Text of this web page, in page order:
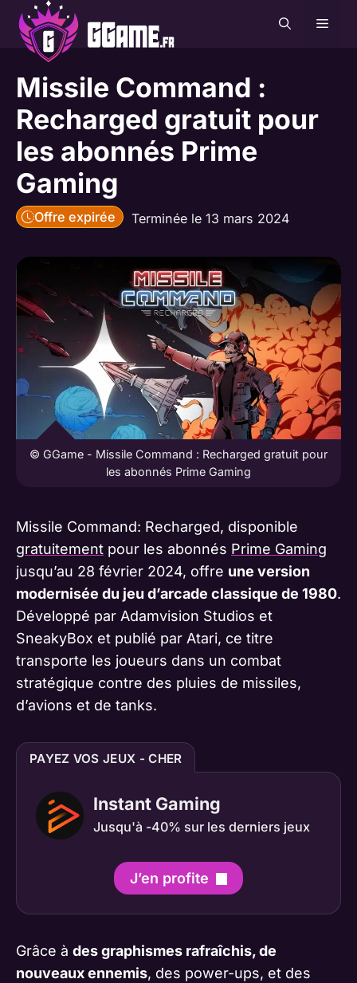
Aller
contenu
Missile Command :
Recharged gratuit pour
les abonnés Prime
Gaming
Offre expirée Terminée le 13 mars 2024
© GGame - Missile Command : Recharged gratuit pour
les abonnés Prime Gaming
Missile Command: Recharged, disponible
gratuitement pour les abonnés Prime Gaming
jusqu’au 28 février 2024, offre une version
modernisée du jeu d’arcade classique de 1980.
Développé par Adamvision Studios et
SneakyBox et publié par Atari, ce titre
transporte les joueurs dans un combat
stratégique contre des pluies de missiles,
d’avions et de tanks.
PAYEZ VOS JEUX - CHER
Instant Gaming
Jusqu'à -40% sur les derniers jeux
J’en profite
Grâce à des graphismes rafraîchis, de
nouveaux ennemis, des power-ups, et des